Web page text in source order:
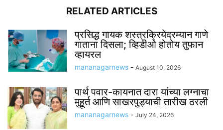
RELATED ARTICLES
प्रसिद्ध गायक शस्त्रक्रियेदरम्यान गाणे
गाताना दिसला; व्हिडीओ होतोय तुफान
व्हायरल
mananagarnews - August 10, 2026
पार्थ पवार-कायनात दारा यांच्या लग्नाचा
मुहूर्त आणि साखरपुड्याची तारीख ठरली
mananagarnews - July 24, 2026